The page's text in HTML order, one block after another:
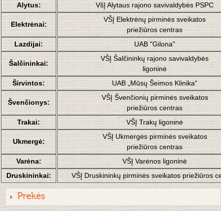
Alytus: VšĮ Alytaus rajono savivaldybės PSPC
Elektrėnai:
VŠĮ Elektrėnų pirminės sveikatos
priežiūros centras
Lazdijai:
UAB "Gilona"
Šalčininkai:
VŠĮ Šalčininkų rajono savivaldybės
ligoninė
Širvintos:
UAB „Mūsų Šeimos Klinika“
Švenčionys:
VŠĮ Švenčionių pirminės sveikatos
priežiūros centras
Trakai:
VŠĮ Trakų ligoninė
Ukmergė:
VŠĮ Ukmergės pirminės sveikatos
priežiūros centras
Varėna:
VŠĮ Varėnos ligoninė
Druskininkai:
VŠĮDruskininkų pirminės sveikatos priežiūros
Prekės